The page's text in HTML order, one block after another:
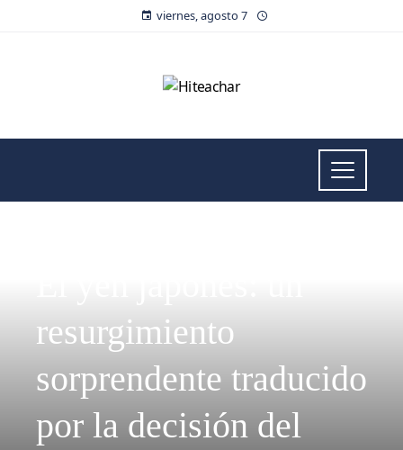
viernes, agosto 7
resurgimiento
sorprendente traducido
por la decisión del